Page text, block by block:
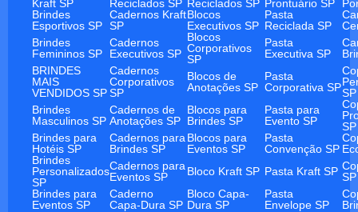
Kraft SP
Reciclados SP Reciclados SP Prontuário SP
Brindes
Esportivos SP
Cadernos Kraft
SP
Blocos
Executivos SP
Pasta
Reciclada SP
Brindes
Femininos SP
Cadernos
Executivos SP
Blocos
Corporativos
SP
Pasta
Executiva SP
BRINDES
MAIS
VENDIDOS SP
Cadernos
Corporativos
SP
Blocos de
Anotações SP
Pasta
Corporativa SPSP
Brindes
Masculinos SP
Cadernos de
Anotações SP
Blocos para
Brindes SP
Pasta para
Evento SP
SP
Brindes para
Hotéis SP
Cadernos para
Brindes SP
Blocos para
Eventos SP
Pasta
Convenção SP
Brindes
Personalizados
SP
Cadernos para
Eventos SP
Bloco Kraft SP Pasta Kraft SP SP
Brindes para
Eventos SP
Caderno
Capa-Dura SP
Bloco Capa-
Dura SP
Pasta
Envelope SP